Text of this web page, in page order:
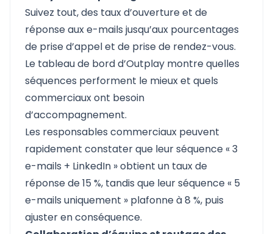
Suivez tout, des taux d’ouverture et de
réponse aux e-mails jusqu’aux pourcentages
de prise d’appel et de prise de rendez-vous.
Le tableau de bord d’Outplay montre quelles
séquences performent le mieux et quels
commerciaux ont besoin
d’accompagnement.
Les responsables commerciaux peuvent
rapidement constater que leur séquence « 3
e-mails + LinkedIn » obtient un taux de
réponse de 15 %, tandis que leur séquence « 5
e-mails uniquement » plafonne à 8 %, puis
ajuster en conséquence.